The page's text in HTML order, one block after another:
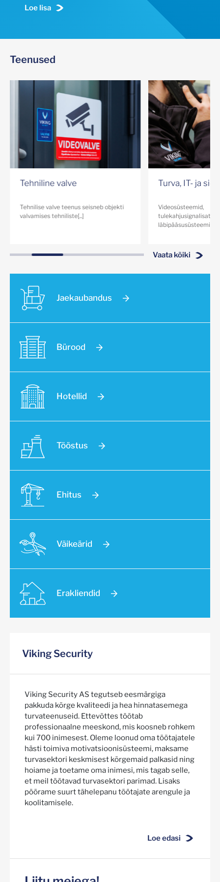
Loe lisa
Teenused
Tehniline valve
Tehnilise valve teenus seisneb objekti
valvamises tehniliste[...]
Turva, IT- ja
Videosüsteemid,
Vaata kõiki
Jaekaubandus
Bürood
Hotellid
Tööstus
Ehitus
Väikeärid
Erakliendid
Viking Security
Viking Security AS tegutseb eesmärgiga
pakkuda kõrge kvaliteedi ja hea hinnatasemega
turvateenuseid. Ettevõttes töötab
professionaalne meeskond, mis koosneb rohkem
kui 700 inimesest. Oleme loonud oma töötajatele
hästi toimiva motivatsioonisüsteemi, maksame
turvasektori keskmisest kõrgemaid palkasid ning
hoiame ja toetame oma inimesi, mis tagab selle,
et meil töötavad turvasektori parimad. Lisaks
pöörame suurt tähelepanu töötajate arengule ja
koolitamisele.
Loe edasi